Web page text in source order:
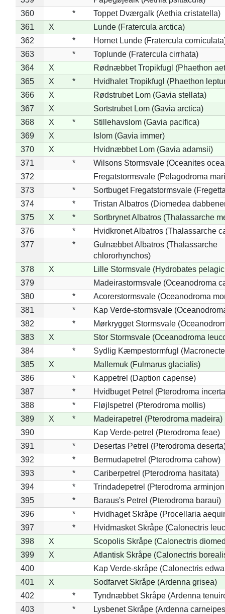
360
*
Toppet Dværgalk (Aethia cristatella)
361
X
Lunde (Fratercula arctica)
362
*
Hornet Lunde (Fratercula
363
*
Toplunde (Fratercula cirrhata)
364
X
Rødnæbbet Tropikfugl (Phaethon
365
X *
Hvidhalet Tropikfugl (Phaethon
366
X
Rødstrubet Lom (Gavia stellata)
367
X
Sortstrubet Lom (Gavia arctica)
368
X *
Stillehavslom (Gavia pacifica)
369
X
Islom (Gavia immer)
370
X
Hvidnæbbet Lom (Gavia adamsii)
371
*
Wilsons Stormsvale (Oceanites
372
Fregatstormsvale (Pelagodroma
373
*
Sortbuget Fregatstormsvale
374
*
Tristan Albatros (Diomedea
375
X *
Sortbrynet Albatros (Thalassarche
376
*
Hvidkronet Albatros (Thalassarche
377
*
Gulnæbbet Albatros (Thalassarche
chlororhynchos)
378
X
Lille Stormsvale (Hydrobates
379
Madeirastormsvale (Oceanodroma
380
*
Acorerstormsvale (Oceanodroma
381
*
Kap Verde-stormsvale
382
*
Mørkrygget Stormsvale
383
X
Stor Stormsvale (Oceanodroma
384
*
Sydlig Kæmpestormfugl
385
X
Mallemuk (Fulmarus glacialis)
386
*
Kappetrel (Daption capense)
387
*
Hvidbuget Petrel (Pterodroma
388
*
Fløjlspetrel (Pterodroma mollis)
389
X *
Madeirapetrel (Pterodroma madeira)
390
Kap Verde-petrel (Pterodroma feae)
391
*
Desertas Petrel (Pterodroma
392
*
Bermudapetrel (Pterodroma cahow)
393
*
Cariberpetrel (Pterodroma hasitata)
394
*
Trindadepetrel (Pterodroma
395
*
Baraus's Petrel (Pterodroma baraui)
396
*
Hvidhaget Skråpe (Procellaria
397
*
Hvidmasket Skråpe (Calonectris
398
X
Scopolis Skråpe (Calonectris
399
X
Atlantisk Skråpe (Calonectris
400
Kap Verde-skråpe (Calonectris
401
X
Sodfarvet Skråpe (Ardenna grisea)
402
*
Tyndnæbbet Skråpe (Ardenna
403
*
Lysbenet Skråpe (Ardenna